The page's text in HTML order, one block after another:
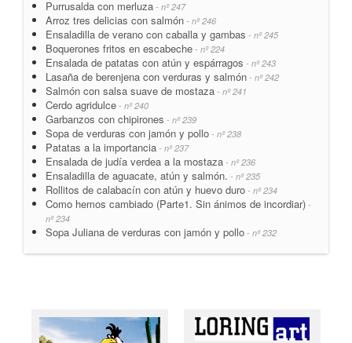
Purrusalda con merluza - nº 247
Arroz tres delicias con salmón - nº 246
Ensaladilla de verano con caballa y gambas - nº 245
Boquerones fritos en escabeche - nº 224
Ensalada de patatas con atún y espárragos - nº 243
Lasaña de berenjena con verduras y salmón - nº 242
Salmón con salsa suave de mostaza - nº 241
Cerdo agridulce - nº 240
Garbanzos con chipirones - nº 239
Sopa de verduras con jamón y pollo - nº 238
Patatas a la importancia - nº 237
Ensalada de judía verdea a la mostaza - nº 236
Ensaladilla de aguacate, atún y salmón. - nº 235
Rollitos de calabacín con atún y huevo duro - nº 234
Como hemos cambiado (Parte1. Sin ánimos de incordiar) -
nº 234
Sopa Juliana de verduras con jamón y pollo - nº 232